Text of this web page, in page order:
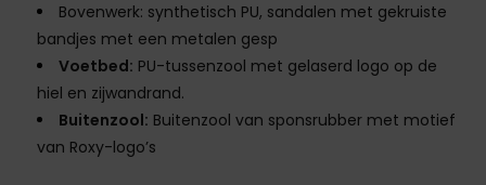
Bovenwerk: synthetisch PU, sandalen met gekruiste
bandjes met een metalen gesp
Voetbed: PU-tussenzool met gelaserd logo op de
hiel en zijwandrand.
Buitenzool: Buitenzool van sponsrubber met motief
van Roxy-logo’s